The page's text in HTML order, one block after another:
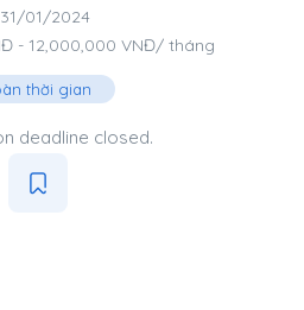
31/01/2024
- 12,000,000 VNĐ/ tháng
thời gian
deadline closed.